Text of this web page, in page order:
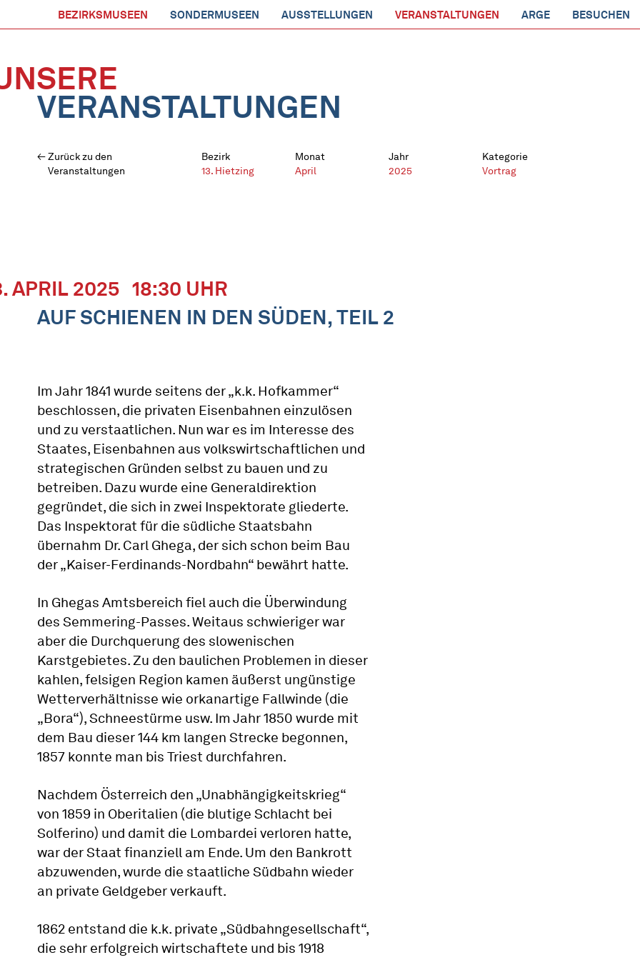
BEZIRKSMUSEEN SONDERMUSEEN AUSSTELLUNGEN VERANSTALTUNGEN ARGE BESUCHEN
VERANSTALTUNGEN
Zurück zu den
Veranstaltungen
Bezirk
13. Hietzing
Monat
April
Jahr
2025
Kategorie
Vortrag
APRIL 2025 18:30 UHR
AUF SCHIENEN IN DEN SÜDEN, TEIL 2
Im Jahr 1841 wurde seitens der „k.k. Hofkammer“
beschlossen, die privaten Eisenbahnen einzulösen
und zu verstaatlichen. Nun war es im Interesse des
Staates, Eisenbahnen aus volkswirtschaftlichen und
strategischen Gründen selbst zu bauen und zu
betreiben. Dazu wurde eine Generaldirektion
gegründet, die sich in zwei Inspektorate gliederte.
Das Inspektorat für die südliche Staatsbahn
übernahm Dr. Carl Ghega, der sich schon beim Bau
der „Kaiser-Ferdinands-Nordbahn“ bewährt hatte.
In Ghegas Amtsbereich fiel auch die Überwindung
des Semmering-Passes. Weitaus schwieriger war
aber die Durchquerung des slowenischen
Karstgebietes. Zu den baulichen Problemen in dieser
kahlen, felsigen Region kamen äußerst ungünstige
Wetterverhältnisse wie orkanartige Fallwinde (die
„Bora“), Schneestürme usw. Im Jahr 1850 wurde mit
dem Bau dieser 144 km langen Strecke begonnen,
1857 konnte man bis Triest durchfahren.
Nachdem Österreich den „Unabhängigkeitskrieg“
von 1859 in Oberitalien (die blutige Schlacht bei
Solferino) und damit die Lombardei verloren hatte,
war der Staat finanziell am Ende. Um den Bankrott
abzuwenden, wurde die staatliche Südbahn wieder
an private Geldgeber verkauft.
1862 entstand die k.k. private „Südbahngesellschaft“,
die sehr erfolgreich wirtschaftete und bis 1918